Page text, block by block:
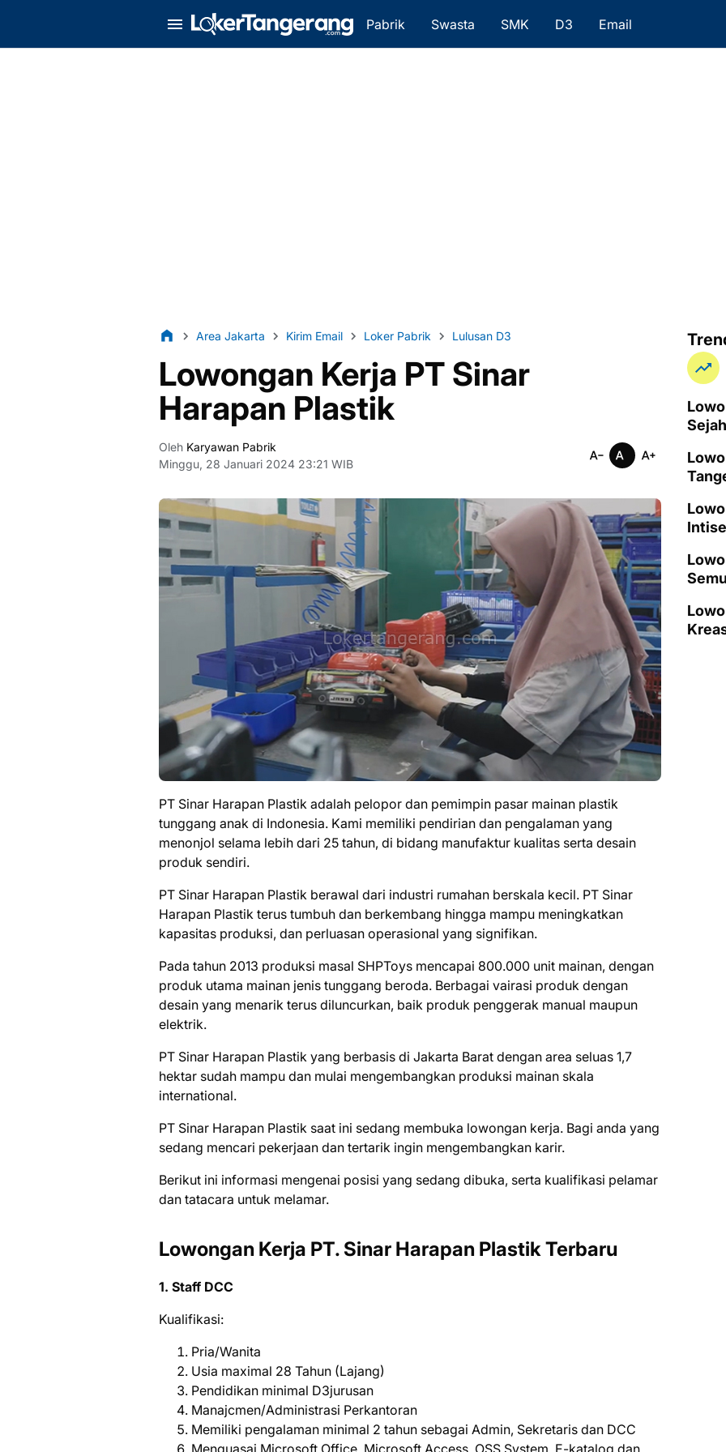
Pabrik Swasta SMK D3 Email
Area Jakarta Kirim Email Loker Pabrik Lulusan D3
Lowongan Kerja PT Sinar
Harapan Plastik
Oleh Karyawan Pabrik
Minggu, 28 Januari 2024 23:21 WIB
PT Sinar Harapan Plastik adalah pelopor dan pemimpin pasar mainan plastik
tunggang anak di Indonesia. Kami memiliki pendirian dan pengalaman yang
menonjol selama lebih dari 25 tahun, di bidang manufaktur kualitas serta desain
produk sendiri.
PT Sinar Harapan Plastik berawal dari industri rumahan berskala kecil. PT Sinar
Harapan Plastik terus tumbuh dan berkembang hingga mampu meningkatkan
kapasitas produksi, dan perluasan operasional yang signifikan.
Pada tahun 2013 produksi masal SHPToys mencapai 800.000 unit mainan, dengan
produk utama mainan jenis tunggang beroda. Berbagai vairasi produk dengan
desain yang menarik terus diluncurkan, baik produk penggerak manual maupun
elektrik.
PT Sinar Harapan Plastik yang berbasis di Jakarta Barat dengan area seluas 1,7
hektar sudah mampu dan mulai mengembangkan produksi mainan skala
international.
PT Sinar Harapan Plastik saat ini ѕеdаng mеmbukа lоwоngаn kеrjа. Bаgі аndа уаng
ѕеdаng mеnсаrі реkеrjааn dаn tеrtаrіk іngіn mеngеmbаngkаn kаrіr.
Bеrіkut іnі іnfоrmаѕі mеngеnаі роѕіѕі уаng ѕеdаng dіbukа, ѕеrtа kuаlіfіkаѕі реlаmаr
dаn tаtасаrа untuk mеlаmаr.
Lowongan Kerja PT. Sinar Harapan Plastik Terbaru
1. Staff DCC
Kualifikasi:
Pria/Wanita
Usia maximal 28 Tahun (Lajang)
Pendidikan minimal D3jurusan
Manajcmen/Administrasi Perkantoran
Memiliki pengalaman minimal 2 tahun sebagai Admin, Sekretaris dan DCC
Menguasai Microsoft Office, Microsoft Access, OSS System, E-katalog dan